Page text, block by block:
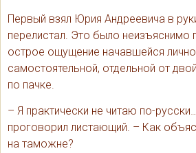
Первый взял Юрия Андреевича в
перелистал. Это было неизъяснимо
острое ощущение начавшейся
самостоятельной, отдельной от
по пачке.
– Я практически не читаю по-
проговорил листающий. – Как
на таможне?